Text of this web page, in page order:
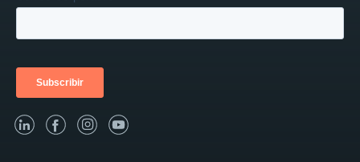
linked-infacebook
instagram
youtube